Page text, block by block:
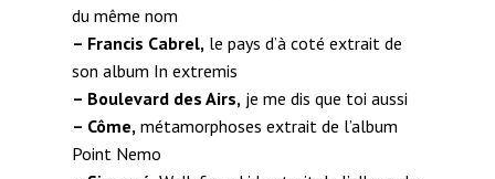
du même nom
– Francis Cabrel, le pays d’à coté extrait de
son album In extremis
– Boulevard des Airs, je me dis que toi aussi
– Côme, métamorphoses extrait de l’album
Point Nemo